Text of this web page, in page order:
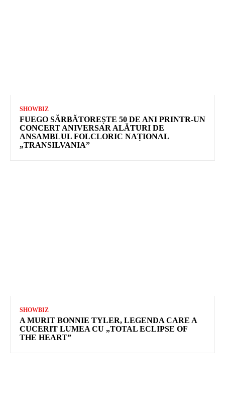
SHOWBIZ
FUEGO SĂRBĂTOREȘTE 50 DE ANI PRINTR-UN
CONCERT ANIVERSAR ALĂTURI DE
ANSAMBLUL FOLCLORIC NAȚIONAL
„TRANSILVANIA”
SHOWBIZ
A MURIT BONNIE TYLER, LEGENDA CARE A
CUCERIT LUMEA CU „TOTAL ECLIPSE OF
THE HEART”